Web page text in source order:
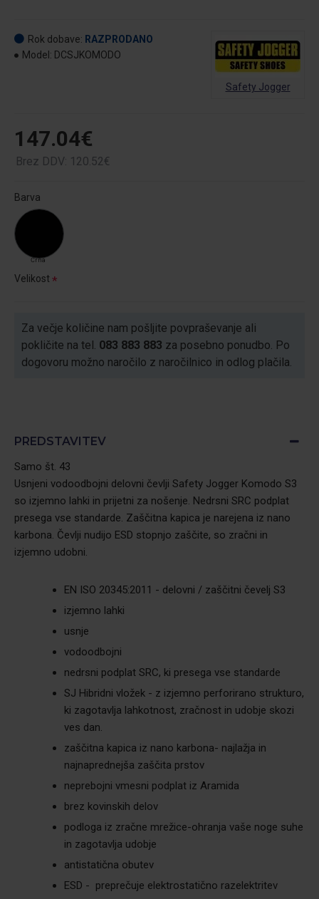
147.04€
Brez DDV: 120.52€
Rok dobave: RAZPRODANO
Model: DCSJKOMODO
Safety Jogger
Barva
Črna
Velikost
Za večje količine nam pošljite povpraševanje ali
pokličite na tel. 083 883 883 za posebno ponudbo. Po
dogovoru možno naročilo z naročilnico in odlog plačila.
PREDSTAVITEV
Samo št. 43
Usnjeni vodoodbojni delovni čevlji Safety Jogger Komodo S3
so izjemno lahki in prijetni za nošenje. Nedrsni SRC podplat
presega vse standarde. Zaščitna kapica je narejena iz nano
karbona. Čevlji nudijo ESD stopnjo zaščite, so zračni in
izjemno udobni.
EN ISO 20345:2011 - delovni / zaščitni čevelj S3
izjemno lahki
usnje
vodoodbojni
nedrsni podplat SRC, ki presega vse standarde
SJ Hibridni vložek - z izjemno perforirano strukturo,
ki zagotavlja lahkotnost, zračnost in udobje skozi
ves dan.
zaščitna kapica iz nano karbona- najlažja in
najnaprednejša zaščita prstov
neprebojni vmesni podplat iz Aramida
brez kovinskih delov
podloga iz zračne mrežice-ohranja vaše noge suhe
in zagotavlja udobje
antistatična obutev
ESD - preprečuje elektrostatično razelektritev